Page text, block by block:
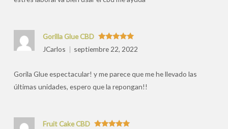
Valorado
con5de 5
Gorilla Glue CBD
JCarlos
septiembre 22, 2022
Gorila Glue espectacular! y me parece que me he llevado las
últimas unidades, espero que la repongan!!
Fruit Cake CBD